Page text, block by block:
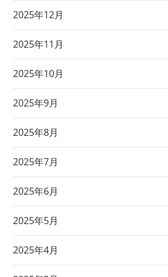
2025年12月
2025年11月
2025年10月
2025年9月
2025年8月
2025年7月
2025年6月
2025年5月
2025年4月